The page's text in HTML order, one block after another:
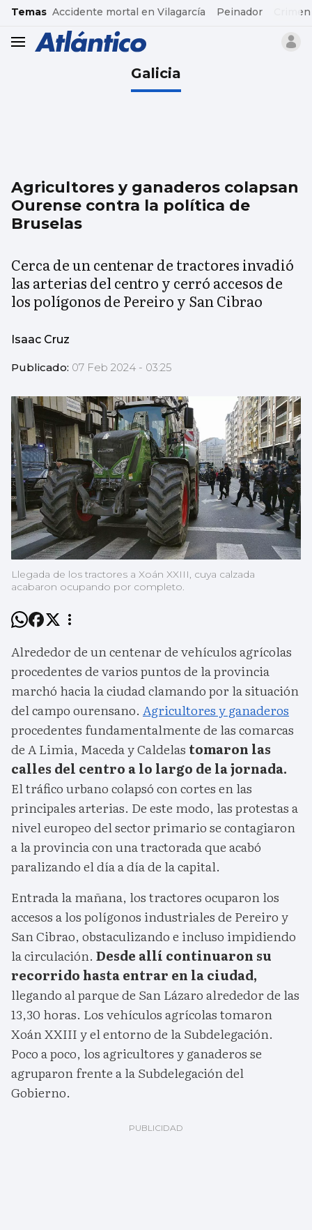
common.go-to-content
Temas Accidente mortal en Vilagarcía Peinador
header.menu.open
Galicia
Agricultores y ganaderos colapsan
Ourense contra la política de
Bruselas
Cerca de un centenar de tractores invadió
las arterias del centro y cerró accesos de
los polígonos de Pereiro y San Cibrao
Isaac Cruz
Publicado: 07 Feb 2024 - 03:25
Llegada de los tractores a Xoán XXIII, cuya calzada
acabaron ocupando por completo.
Alrededor de un centenar de vehículos agrícolas
procedentes de varios puntos de la provincia
marchó hacia la ciudad clamando por la situación
del campo ourensano. Agricultores y ganaderos
procedentes fundamentalmente de las comarcas
de A Limia, Maceda y Caldelas tomaron las
calles del centro a lo largo de la jornada.
El tráfico urbano colapsó con cortes en las
principales arterias. De este modo, las protestas a
nivel europeo del sector primario se contagiaron
a la provincia con una tractorada que acabó
paralizando el día a día de la capital.
Entrada la mañana, los tractores ocuparon los
accesos a los polígonos industriales de Pereiro y
San Cibrao, obstaculizando e incluso impidiendo
la circulación. Desde allí continuaron su
recorrido hasta entrar en la ciudad,
llegando al parque de San Lázaro alrededor de las
13,30 horas. Los vehículos agrícolas tomaron
Xoán XXIII y el entorno de la Subdelegación.
Poco a poco, los agricultores y ganaderos se
agruparon frente a la Subdelegación del
Gobierno.